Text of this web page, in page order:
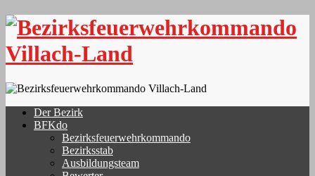
Skip
content
Der Bezirk
BFKdo
Bezirksfeuerwehrkommando
Bezirksstab
Ausbildungsteam